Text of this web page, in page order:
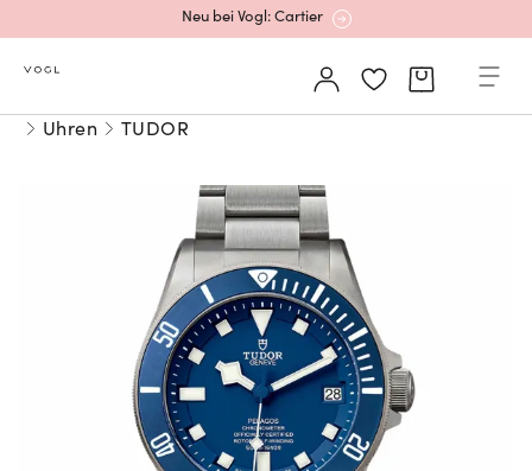
Neu bei Vogl: Cartier
Mehr erfahren: Ikonische Uhren von Cartier
Rolex Certified Pre-Owned entdecken
Neu bei Vogl: Uhren von Grand Seiko
Neu bei Vogl: Cartier
Uhren TUDOR